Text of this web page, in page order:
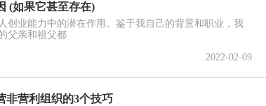
(如果它甚至存在)
创业能力中的潜在作用。鉴于我自己的背景和职业，我
父亲和祖父都
2022-02-09
非营利组织的3个技巧